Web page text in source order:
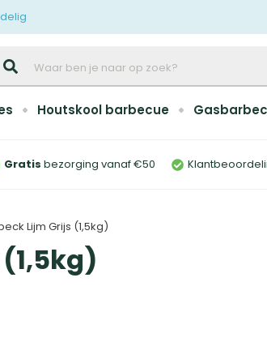
Houtskool barbecue
Gratis bezorging vanaf €50
Lijm Grijs (1,5kg)